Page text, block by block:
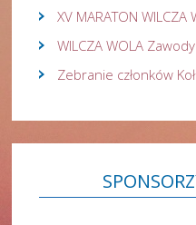
XV MARATON
WILCZA WOLA Zawody
Zebranie członków